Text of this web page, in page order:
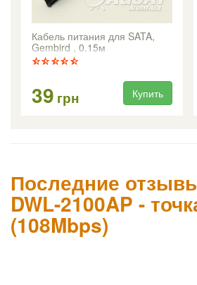
Кабель питания для SATA,
Gembird , 0.15м
39 грн Купить
Последние
DWL-2100AP -
(108Mbps)